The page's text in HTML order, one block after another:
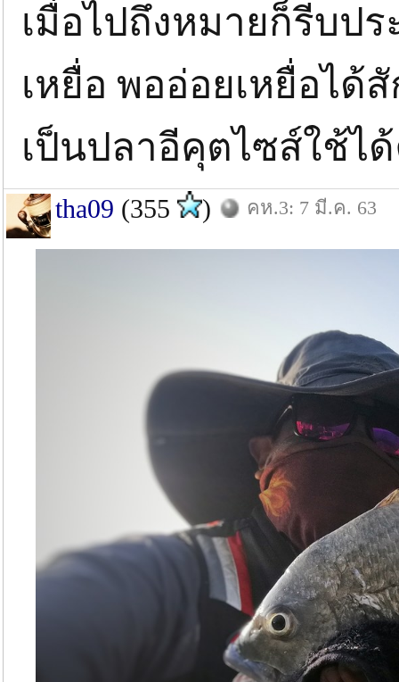
เมื่อไปถึงหมายก็รีบป
เหยื่อ พออ่อยเหยื่อได้
เป็นปลาอีคุตไซส์ใช้ไ
tha09 (355 ) คห.3: 7 มี.ค. 63